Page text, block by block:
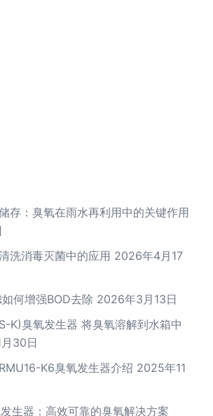
存：臭氧在雨水再利用中的关键作用
洗消毒灭菌中的应用 2026年4月17
何增强BOD去除 2026年3月13日
K)臭氧发生器 将臭氧溶解到水箱中
30日
K6臭氧发生器介绍 2025年11
生器：高效可靠的臭氧解决方案